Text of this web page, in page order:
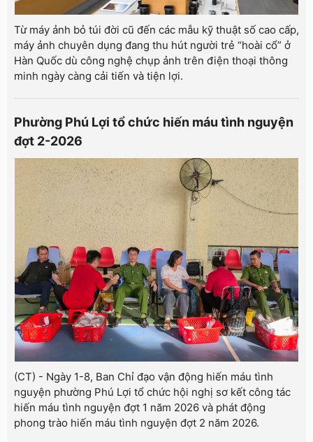
Từ máy ảnh bỏ túi đời cũ đến các mẫu kỹ thuật số cao cấp,
máy ảnh chuyên dụng đang thu hút người trẻ “hoài cổ” ở
Hàn Quốc dù công nghệ chụp ảnh trên điện thoại thông
minh ngày càng cải tiến và tiện lợi.
Phường Phú Lợi tổ chức hiến máu tình nguyện
đợt 2-2026
(CT) - Ngày 1-8, Ban Chỉ đạo vận động hiến máu tình
nguyện phường Phú Lợi tổ chức hội nghị sơ kết công tác
hiến máu tình nguyện đợt 1 năm 2026 và phát động
phong trào hiến máu tình nguyện đợt 2 năm 2026.